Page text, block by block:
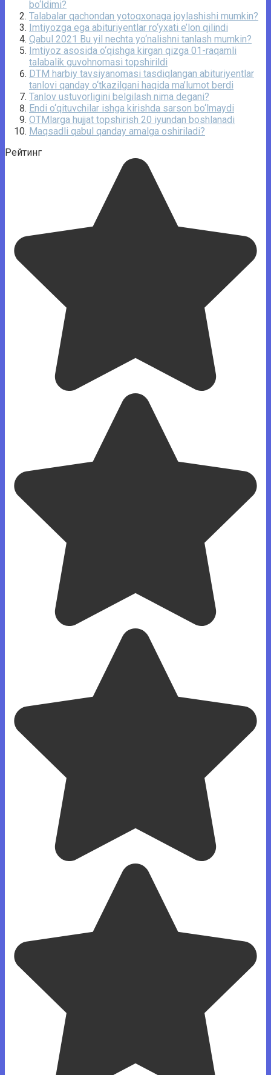
bo‘ldimi?
Talabalar qachondan yotoqxonaga joylashishi mumkin?
Imtiyozga ega abituriyentlar ro‘yxati e’lon qilindi
Qabul 2021 Bu yil nechta yo‘nalishni tanlash mumkin?
Imtiyoz asosida o‘qishga kirgan qizga 01-raqamli
talabalik guvohnomasi topshirildi
DTM harbiy tavsiyanomasi tasdiqlangan abituriyentlar
tanlovi qanday o‘tkazilgani haqida ma’lumot berdi
Tanlov ustuvorligini belgilash nima degani?
Endi o‘qituvchilar ishga kirishda sarson bo‘lmaydi
OTMlarga hujjat topshirish 20 iyundan boshlanadi
Maqsadli qabul qanday amalga oshiriladi?
Рейтинг